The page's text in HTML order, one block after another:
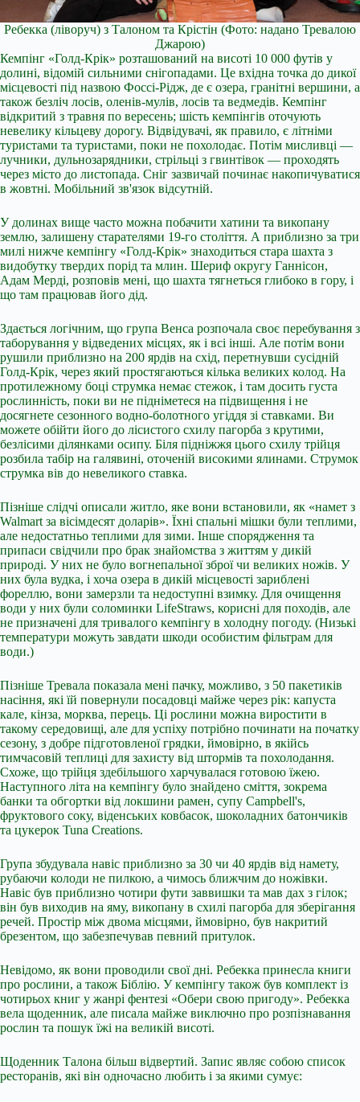
Ребекка (ліворуч) з Талоном та Крістін (Фото: надано Тревалою
Джарою)
Кемпінг «Голд-Крік» розташований на висоті 10 000 футів у
долині, відомій сильними снігопадами. Це вхідна точка до дикої
місцевості під назвою Фоссі-Рідж, де є озера, гранітні вершини, а
також безліч лосів, оленів-мулів, лосів та ведмедів. Кемпінг
відкритий з травня по вересень; шість кемпінгів оточують
невелику кільцеву дорогу. Відвідувачі, як правило, є літніми
туристами та туристами, поки не похолодає. Потім мисливці —
лучники, дульнозарядники, стрільці з гвинтівок — проходять
через місто до листопада. Сніг зазвичай починає накопичуватися
в жовтні. Мобільний зв'язок відсутній.
У долинах вище часто можна побачити хатини та викопану
землю, залишену старателями 19-го століття. А приблизно за три
милі нижче кемпінгу «Голд-Крік» знаходиться стара шахта з
видобутку твердих порід та млин. Шериф округу Ганнісон,
Адам Мерді, розповів мені, що шахта тягнеться глибоко в гору, і
що там працював його дід.
Здається логічним, що група Венса розпочала своє перебування з
таборування у відведених місцях, як і всі інші. Але потім вони
рушили приблизно на 200 ярдів на схід, перетнувши сусідній
Голд-Крік, через який простягаються кілька великих колод. На
протилежному боці струмка немає стежок, і там досить густа
рослинність, поки ви не підніметеся на підвищення і не
досягнете сезонного водно-болотного угіддя зі ставками. Ви
можете обійти його до лісистого схилу пагорба з крутими,
безлісими ділянками осипу. Біля підніжжя цього схилу трійця
розбила табір на галявині, оточеній високими ялинами. Струмок
струмка вів до невеликого ставка.
Пізніше слідчі описали житло, яке вони встановили, як «намет з
Walmart за вісімдесят доларів». Їхні спальні мішки були теплими,
але недостатньо теплими для зими. Інше спорядження та
припаси свідчили про брак знайомства з життям у дикій
природі. У них не було вогнепальної зброї чи великих ножів. У
них була вудка, і хоча озера в дикій місцевості зариблені
фореллю, вони замерзли та недоступні взимку. Для очищення
води у них були соломинки LifeStraws, корисні для походів, але
не призначені для тривалого кемпінгу в холодну погоду. (Низькі
температури можуть завдати шкоди особистим фільтрам для
води.)
Пізніше Тревала показала мені пачку, можливо, з 50 пакетиків
насіння, які їй повернули посадовці майже через рік: капуста
кале, кінза, морква, перець. Ці рослини можна виростити в
такому середовищі, але для успіху потрібно починати на початку
сезону, з добре підготовленої грядки, ймовірно, в якійсь
тимчасовій теплиці для захисту від штормів та похолодання.
Схоже, що трійця здебільшого харчувалася готовою їжею.
Наступного літа на кемпінгу було знайдено сміття, зокрема
банки та обгортки від локшини рамен, супу Campbell's,
фруктового соку, віденських ковбасок, шоколадних батончиків
та цукерок Tuna Creations.
Група збудувала навіс приблизно за 30 чи 40 ярдів від намету,
рубаючи колоди не пилкою, а чимось ближчим до ножівки.
Навіс був приблизно чотири фути заввишки та мав дах з гілок;
він був виходив на яму, викопану в схилі пагорба для зберігання
речей. Простір між двома місцями, ймовірно, був накритий
брезентом, що забезпечував певний притулок.
Невідомо, як вони проводили свої дні. Ребекка принесла книги
про рослини, а також Біблію. У кемпінгу також був комплект із
чотирьох книг у жанрі фентезі «Обери свою пригоду». Ребекка
вела щоденник, але писала майже виключно про розпізнавання
рослин та пошук їжі на великій висоті.
Щоденник Талона більш відвертий. Запис являє собою список
ресторанів, які він одночасно любить і за якими сумує: